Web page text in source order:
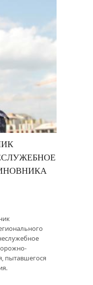
пытавшегося